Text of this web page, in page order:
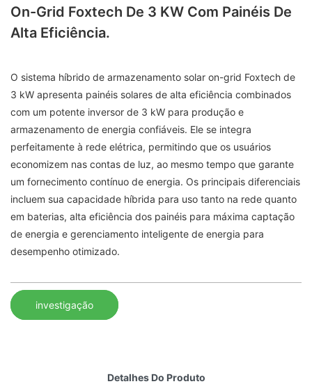
On-Grid Foxtech De 3 KW Com Painéis De
Alta Eficiência.
O sistema híbrido de armazenamento solar on-grid Foxtech de
3 kW apresenta painéis solares de alta eficiência combinados
com um potente inversor de 3 kW para produção e
armazenamento de energia confiáveis. Ele se integra
perfeitamente à rede elétrica, permitindo que os usuários
economizem nas contas de luz, ao mesmo tempo que garante
um fornecimento contínuo de energia. Os principais diferenciais
incluem sua capacidade híbrida para uso tanto na rede quanto
em baterias, alta eficiência dos painéis para máxima captação
de energia e gerenciamento inteligente de energia para
desempenho otimizado.
investigação
Detalhes Do Produto